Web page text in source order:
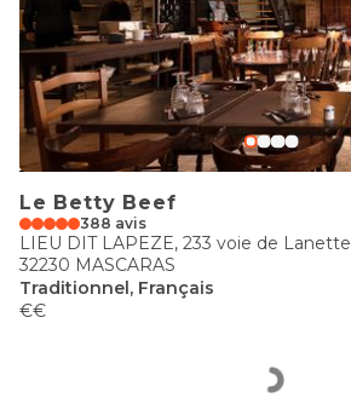
Le Betty Beef
388 avis
LIEU DIT LAPEZE, 233 voie de Lanette
32230 MASCARAS
Traditionnel, Français
€€